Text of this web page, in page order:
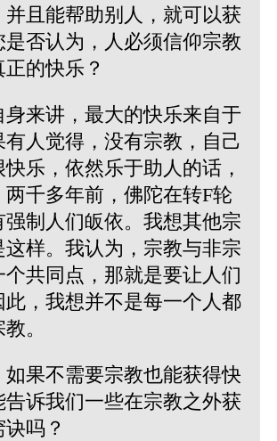
且能帮助别人，就可以获
否认为，人必须信仰宗教
的快乐？
身来讲，最大的快乐来自于
人觉得，没有宗教，自己
乐，依然乐于助人的话，
千多年前，佛陀在转F轮
强制人们皈依。我想其他宗
样。我认为，宗教与非宗
共同点，那就是要让人们
此，我想并不是每一个人都
。
如果不需要宗教也能获得快
告诉我们一些在宗教之外获
吗？